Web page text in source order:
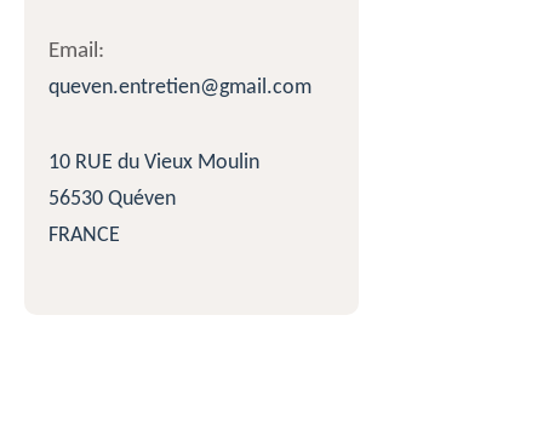
Email:
queven.entretien@gmail.com
10 RUE du Vieux Moulin
56530 Quéven
FRANCE